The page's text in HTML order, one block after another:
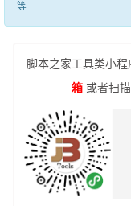
等
脚本之家工具类小
箱 或者扫